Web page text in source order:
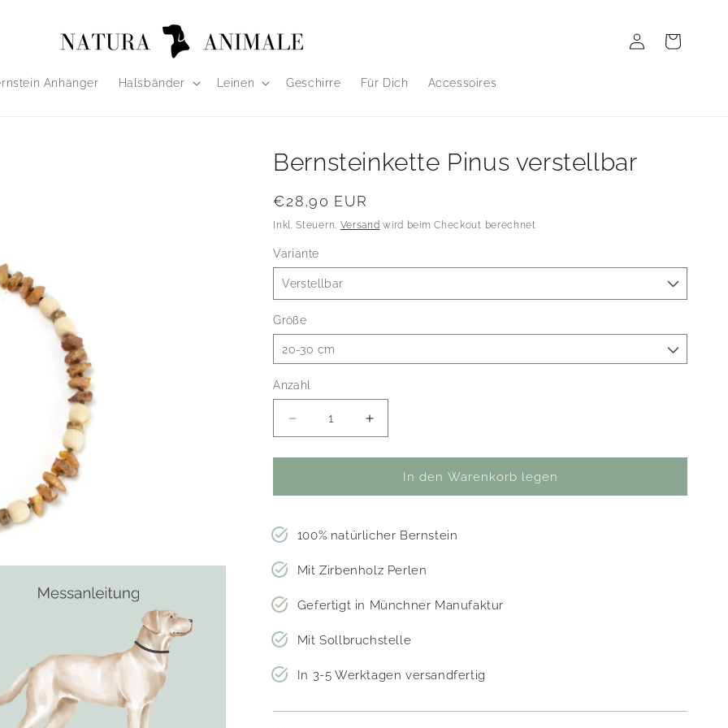
Anhänger Halsbänder Leinen Geschirre Für Dich Accessoires
EinloggenWarenkorb
Bernsteinkette Pinus verstellbar
Normaler
Preis
€28,90 EUR
Inkl. Steuern. Versand wird beim Checkout berechnet
Variante
Größe
Anzahl
Verringere
die
Menge
Bernsteinkette
verstellbar
Erhöhe
die
Menge
Bernsteinkette
verstellbar
In den Warenkorb legen
100% natürlicher Bernstein
Mit Zirbenholz Perlen
Gefertigt in Münchner Manufaktur
Mit Sollbruchstelle
In 3-5 Werktagen versandfertig